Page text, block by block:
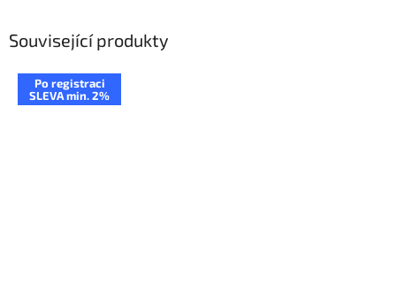
Související produkty
Po registraci
SLEVA min. 2%